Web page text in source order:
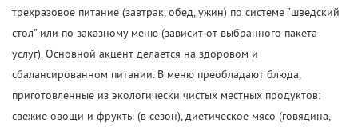
трехразовое питание (завтрак, обед, ужин) по системе "шведский
стол" или по заказному меню (зависит от выбранного пакета
услуг). Основной акцент делается на здоровом и
сбалансированном питании. В меню преобладают блюда,
приготовленные из экологически чистых местных продуктов:
свежие овощи и фрукты (в сезон), диетическое мясо (говядина,